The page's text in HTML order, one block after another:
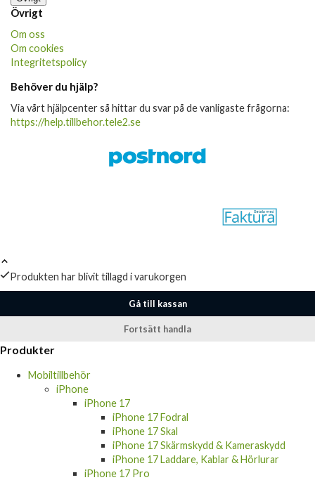
Övrigt
Om oss
Om cookies
Integritetspolicy
Behöver du hjälp?
Via vårt hjälpcenter så hittar du svar på de vanligaste frågorna:
https://help.tillbehor.tele2.se
Produkten har blivit tillagd i varukorgen
Gå till kassan
Fortsätt handla
Produkter
Mobiltillbehör
iPhone
iPhone 17
iPhone 17 Fodral
iPhone 17 Skal
iPhone 17 Skärmskydd & Kameraskydd
iPhone 17 Laddare, Kablar & Hörlurar
iPhone 17 Pro